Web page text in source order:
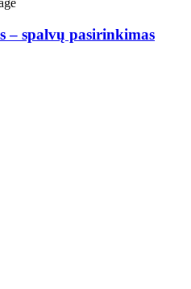
– spalvų pasirinkimas